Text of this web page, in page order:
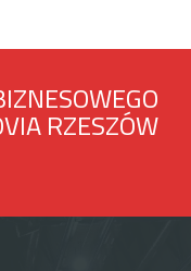
RZESZÓW